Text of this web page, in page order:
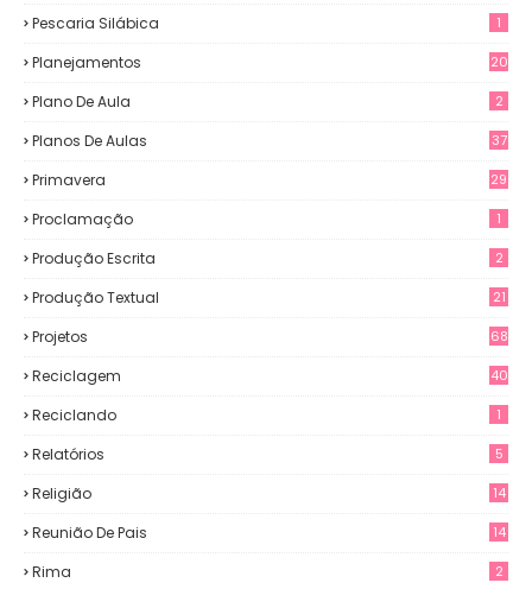
Pescaria Silábica 1
Planejamentos 20
Plano De Aula 2
Planos De Aulas 37
Primavera 29
Proclamação 1
Produção Escrita 2
Produção Textual 21
Projetos 68
Reciclagem 40
Reciclando 1
Relatórios 5
Religião 14
Reunião De Pais 14
Rima 2